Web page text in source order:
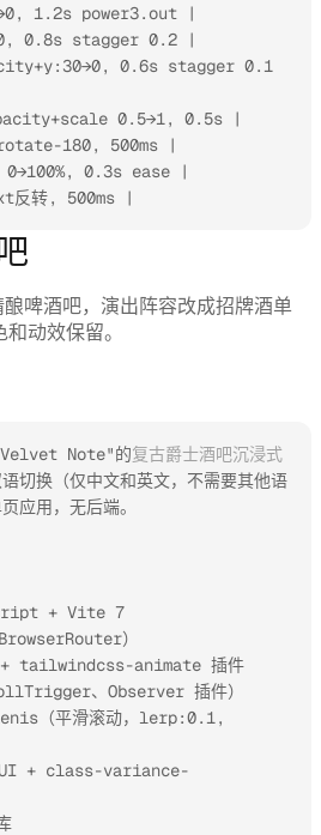
1.2s power3.out |
0.8s stagger 0.2 |
0.6s stagger 0.1
0.5→1, 0.5s |
180, 500ms |
0.3s ease |
转, 500ms |
啤酒吧，演出阵容改成招牌酒单
动效保留。
Velvet Note"的复古爵士酒吧沉浸式
切换（仅中文和英文，不需要其他语
应用，无后端。
+ Vite 7
）
tailwindcss-animate 插件
、Observer 插件）
（平滑滚动，lerp:0.1,
+ class-variance-